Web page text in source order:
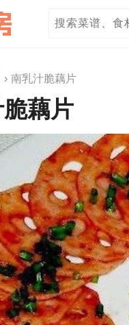
南乳汁脆藕片
藕片